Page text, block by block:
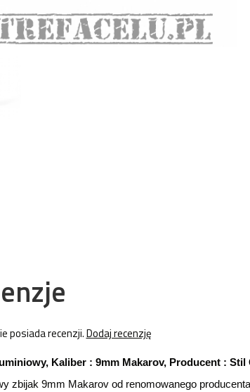
posiada recenzji.Dodaj recenzję
Kaliber : 9mm Makarov, Producent : Stil
zbijak 9mm Makarov od renomowanego